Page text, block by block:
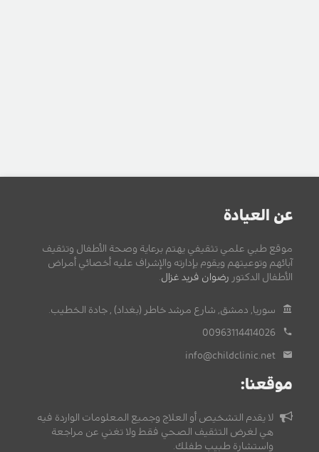
عن العيادة
موقع طبي علمي تثقيفي يهتم برعاية وصحة الأطفال وتثقيف
آبائهم وتوعيتهم ويقوم بإدارته والإشراف عليه أخصائي أمراض
الأطفال الدكتور رضوان فريد غزال
سوريا, دمشق, شارع مرشد خاطر (بغداد) , جادة الخطيب.
00963114414026
info@childclinic.net
موقعنا:
لا يقدم التشخيص أو العلاج وجميع المعلومات الواردة فيه
هي لغرض التثقيف الصحي فقط ولا تغني عن مراجعة
واستشارة طبيب طفلك.